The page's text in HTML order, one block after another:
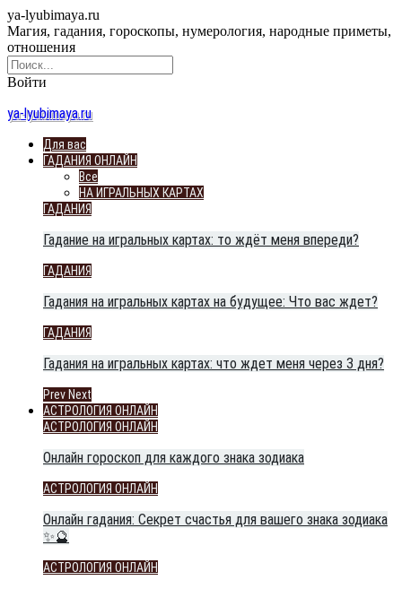
ya-lyubimaya.ru
Магия, гадания, гороскопы, нумерология, народные приметы,
отношения
Войти
ya-lyubimaya.ru
Для вас
ГАДАНИЯ ОНЛАЙН
Все
НА ИГРАЛЬНЫХ КАРТАХ
ГАДАНИЯ
Гадание на игральных картах: то ждёт меня впереди?
ГАДАНИЯ
Гадания на игральных картах на будущее: Что вас ждет?
ГАДАНИЯ
Гадания на игральных картах: что ждет меня через 3 дня?
Prev Next
АСТРОЛОГИЯ ОНЛАЙН
АСТРОЛОГИЯ ОНЛАЙН
Онлайн гороскоп для каждого знака зодиака
АСТРОЛОГИЯ ОНЛАЙН
Онлайн гадания: Секрет счастья для вашего знака зодиака
✨🔮
АСТРОЛОГИЯ ОНЛАЙН